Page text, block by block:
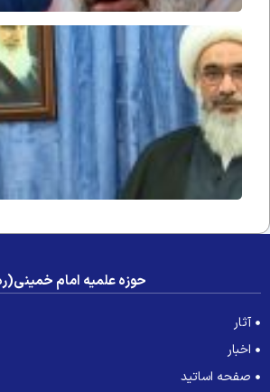
حوزه علمیه امام خمینی(ره)
آثار
اخبار
صفحه اساتید